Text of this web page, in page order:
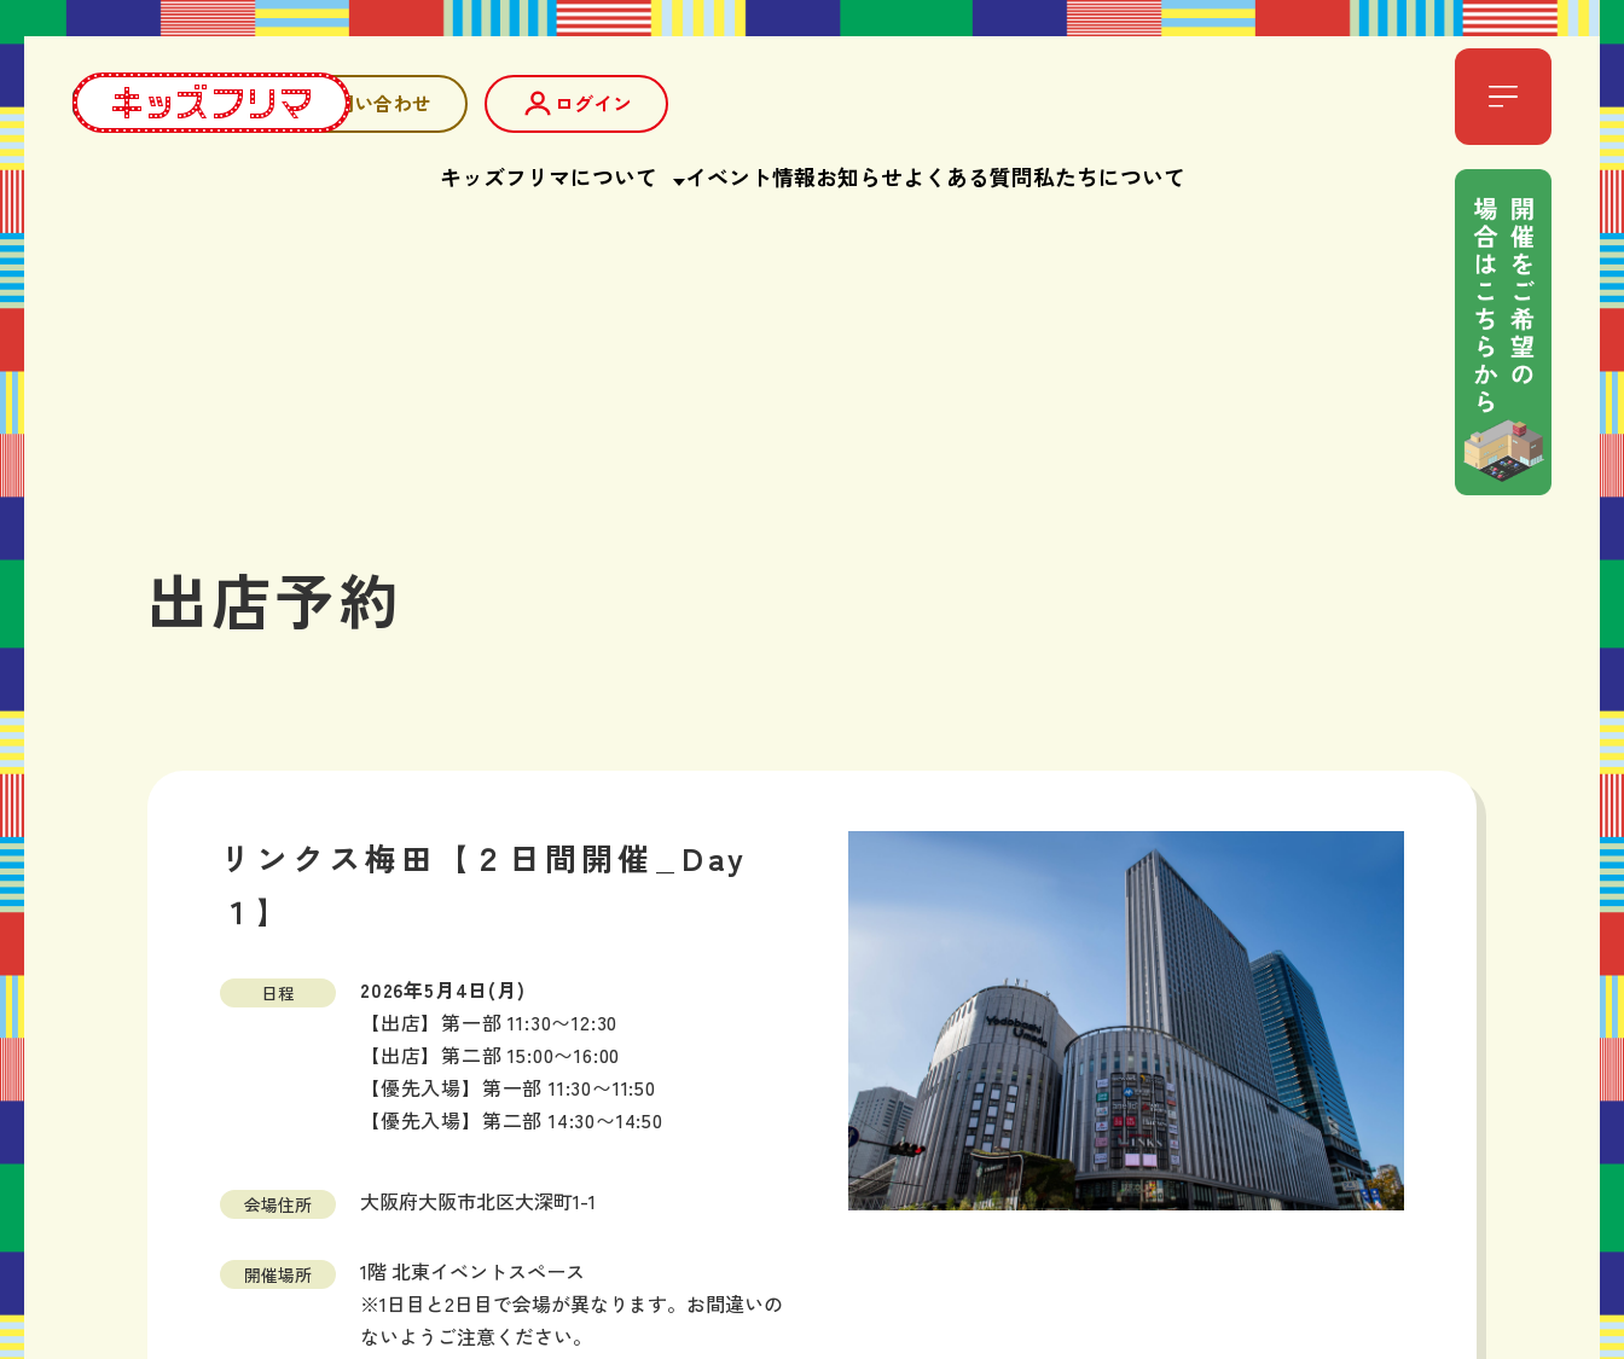
お問い合わせ ログイン
キッズフリマについて イベント情報お知らせよくある質問私たちについて
出店予約
リンクス梅田【２日間開催_Day
１】
日程
2026年5月4日(月)
【出店】第一部 11:30〜12:30
【出店】第二部 15:00〜16:00
【優先入場】第一部 11:30〜11:50
【優先入場】第二部 14:30〜14:50
会場住所 大阪府大阪市北区大深町1-1
開催場所
1階 北東イベントスペース
※1日目と2日目で会場が異なります。お間違いの
ないようご注意ください。